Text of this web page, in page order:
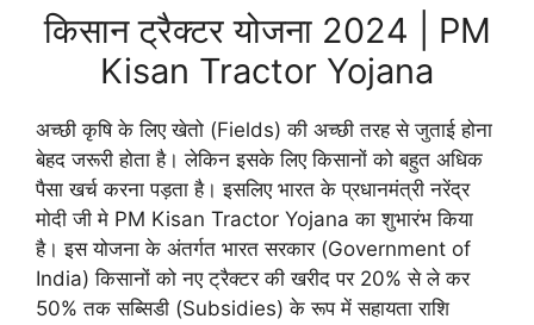
किसान ट्रैक्टर योजना 2024 | PM
Kisan Tractor Yojana
अच्छी कृषि के लिए खेतो (Fields) की अच्छी तरह से जुताई होना
बेहद जरूरी होता है। लेकिन इसके लिए किसानों को बहुत अधिक
पैसा खर्च करना पड़ता है। इसलिए भारत के प्रधानमंत्री नरेंद्र
मोदी जी मे PM Kisan Tractor Yojana का शुभारंभ किया
है। इस योजना के अंतर्गत भारत सरकार (Government of
India) किसानों को नए ट्रैक्टर की खरीद पर 20% से ले कर
50% तक सब्सिडी (Subsidies) के रूप में सहायता राशि